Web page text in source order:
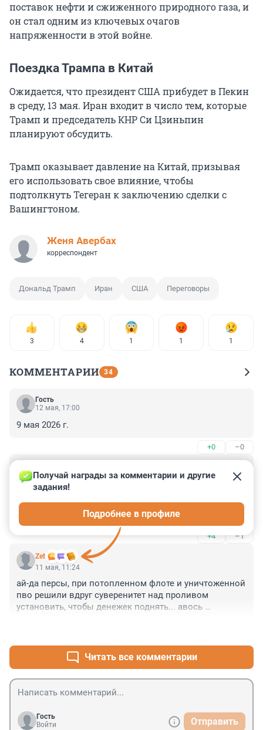
поставок нефти и сжиженного природного газа, и
он стал одним из ключевых очагов
напряженности в этой войне.
Поездка Трампа в Китай
Ожидается, что президент США прибудет в Пекин
в среду, 13 мая. Иран входит в число тем, которые
Трамп и председатель КНР Си Цзиньпин
планируют обсудить.
Трамп оказывает давление на Китай, призывая
его использовать свое влияние, чтобы
подтолкнуть Тегеран к заключению сделки с
Вашингтоном.
Женя Авербах
корреспондент
Дональд Трамп Иран США Переговоры
3 4 1 1 1
КОММЕНТАРИИ 34
Гость
12 мая, 17:00
9 мая 2026 г.
+0 –0
11 мая, 11:58
А помните, как хорошо жили при Обаме?
Единственными проблемами были выкрученные
лампочки и лужи на лестницах.
+4 –1
Zet
Получай награды за комментарии и другие
задания!
Подробнее в профиле
11 мая, 11:24
ай-да персы, при потопленном флоте и уничтоженной
пво решили вдруг суверенитет над проливом
установить, чтобы денежек поднять... авось
Читать все комментарии
Гость
Войти
Отправить